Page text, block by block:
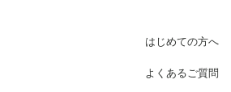
はじめての方へ
よくあるご質問